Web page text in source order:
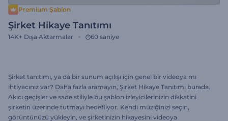
Premium Şablon
Şirket Hikaye Tanıtımı
14K+ Dışa Aktarmalar 60 saniye
Şirket tanıtımı, ya da bir sunum açılışı için genel bir videoya mı
ihtiyacınız var? Daha fazla aramayın, Şirket Hikaye Tanıtımı burada.
Akıcı geçişler ve sade stiliyle bu şablon izleyicilerinizin dikkatini
şirketin üzerinde tutmayı hedefliyor. Kendi müziğinizi seçin,
görüntünüzü yükleyin, ve şirketinizin hikayesini videoya